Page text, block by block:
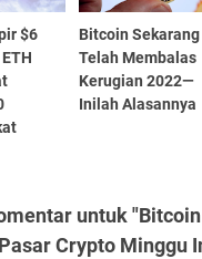
$6
Bitcoin Sekarang
Telah Membalas
Kerugian 2022—
Inilah Alasannya
untuk
Crypto Minggu